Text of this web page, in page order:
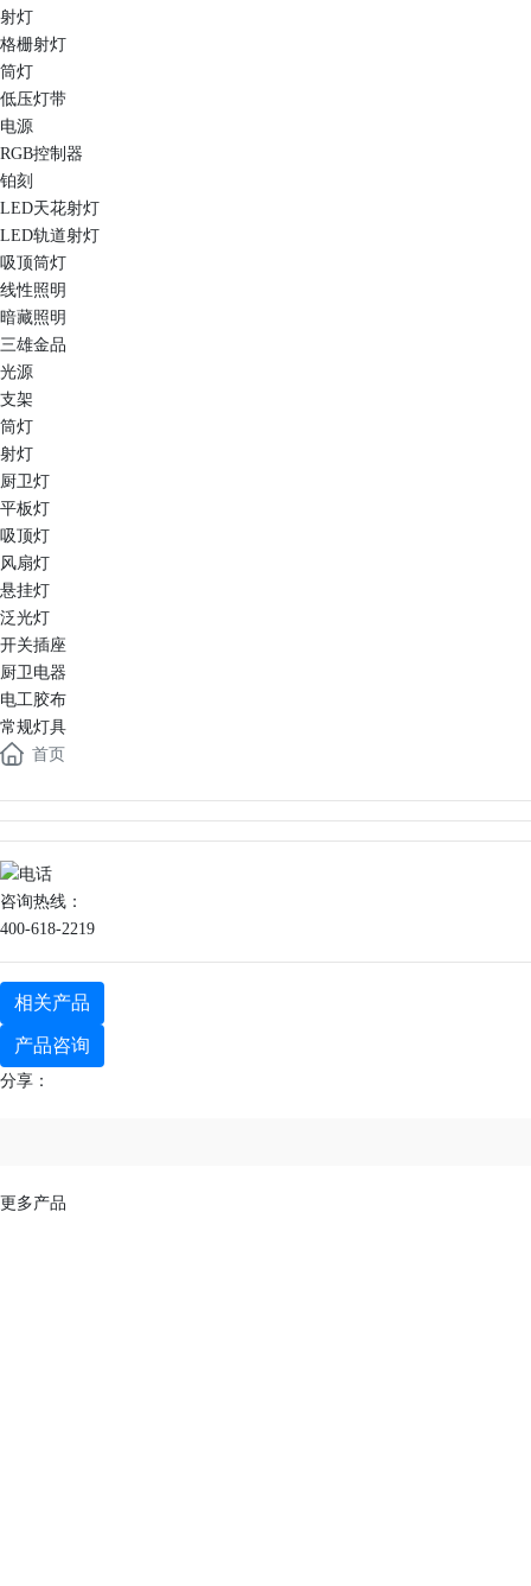
射灯
格栅射灯
筒灯
低压灯带
电源
RGB控制器
铂刻
LED天花射灯
LED轨道射灯
吸顶筒灯
线性照明
暗藏照明
三雄金品
光源
支架
筒灯
射灯
厨卫灯
平板灯
吸顶灯
风扇灯
悬挂灯
泛光灯
开关插座
厨卫电器
电工胶布
常规灯具
首页
咨询热线：
400-618-2219
相关产品
产品咨询
分享：
更多产品